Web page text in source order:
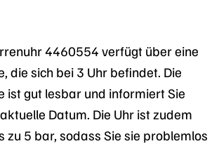
4460554 verfügt über eine
die sich bei 3 Uhr befindet. Die
ist gut lesbar und informiert Sie
Datum. Die Uhr ist zudem
zu 5 bar, sodass Sie sie problemlos